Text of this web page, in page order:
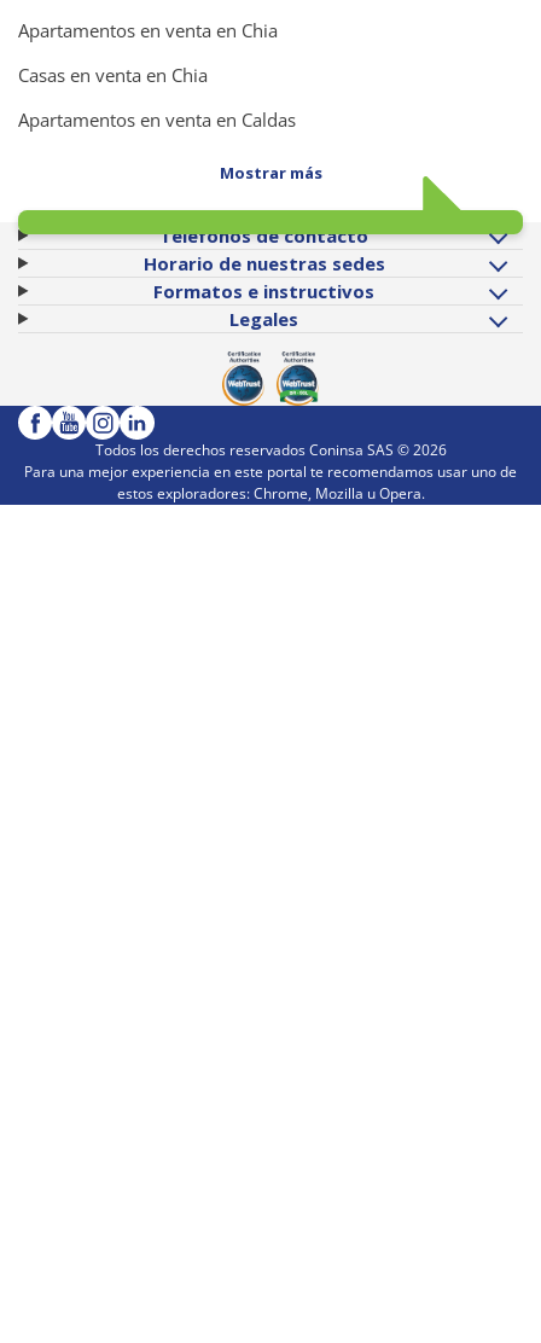
Apartamentos en venta en Chia
Casas en venta en Chia
Apartamentos en venta en Caldas
Mostrar más
Teléfonos de contacto
Horario de nuestras sedes
Formatos e instructivos
Legales
Todos los derechos reservados Coninsa SAS ©2026
Para una mejor experiencia en este portal te recomendamos usar uno de
estos exploradores: Chrome, Mozilla u Opera.